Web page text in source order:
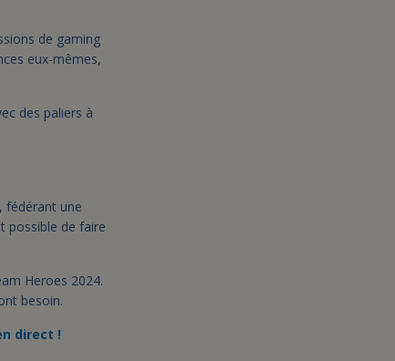
de gaming
eux-mêmes,
des paliers à
fédérant une
possible de faire
Heroes 2024.
besoin.
direct !